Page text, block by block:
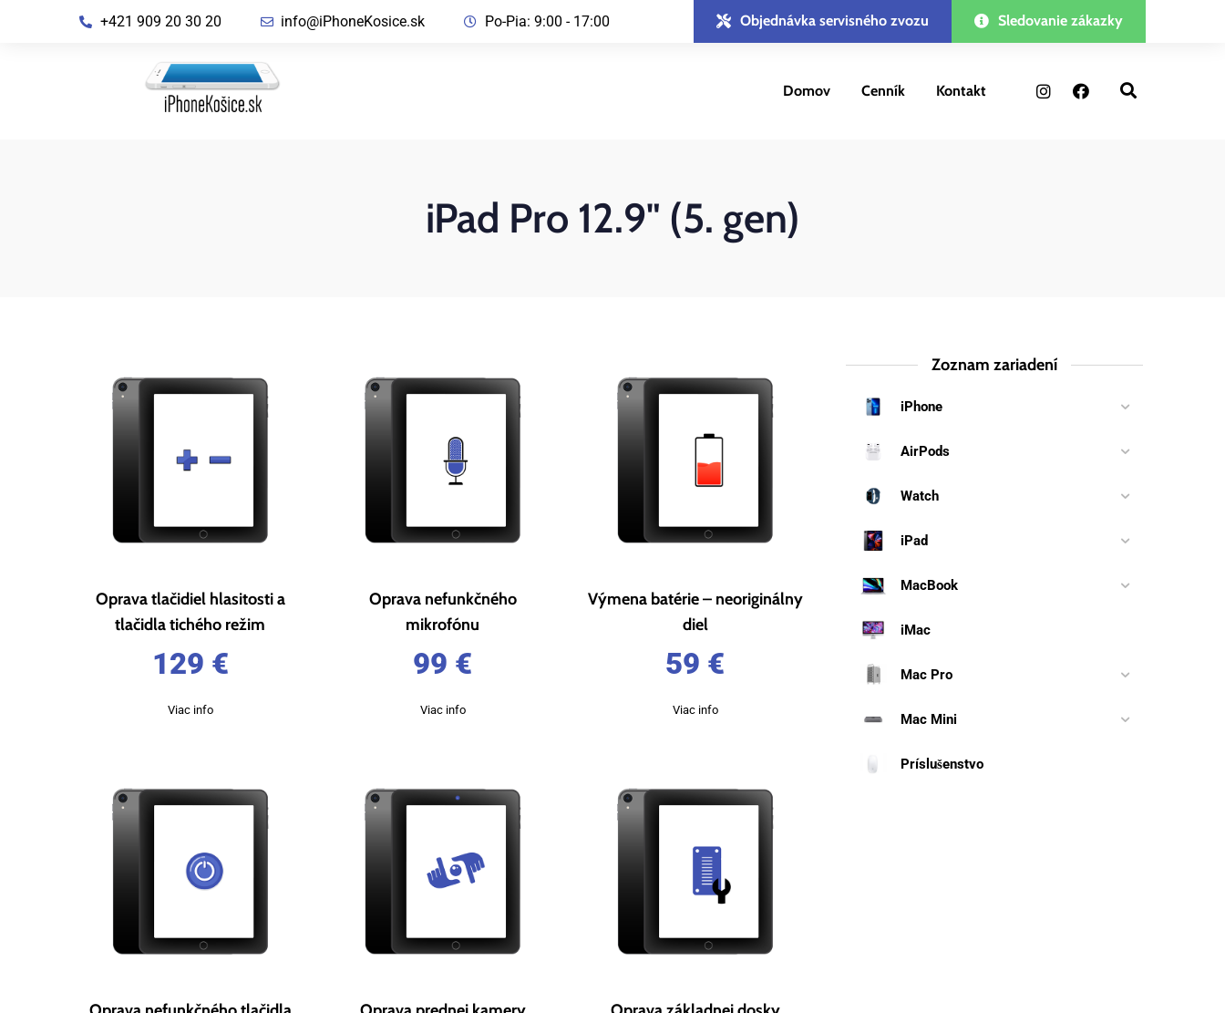
+421 909 20 30 20 info@iPhoneKosice.sk Po-Pia: 9:00 - 17:00 Objednávka servisného zvozu Sledovanie zákazky
Domov Cenník Kontakt
iPad Pro 12.9" (5. gen)
Oprava tlačidiel hlasitosti a
tlačidla tichého režim
129 €
Viac info
Oprava nefunkčného
mikrofónu
99 €
Viac info
Výmena batérie – neoriginálny
diel
59 €
Viac info
Zoznam zariadení
iPhone
AirPods
Watch
iPad
MacBook
iMac
Mac Pro
Mac Mini
Príslušenstvo